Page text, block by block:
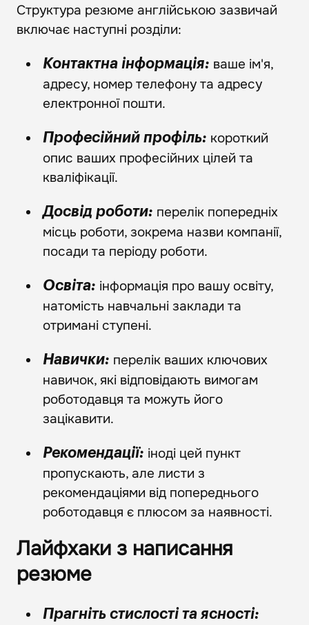
Структура резюме англійською зазвичай
включає наступні розділи:
Контактна інформація: ваше ім'я,
адресу, номер телефону та адресу
електронної пошти.
Професійний профіль: короткий
опис ваших професійних цілей та
кваліфікації.
Досвід роботи: перелік попередніх
місць роботи, зокрема назви компанії,
посади та періоду роботи.
Освіта: інформація про вашу освіту,
натомість навчальні заклади та
отримані ступені.
Навички: перелік ваших ключових
навичок, які відповідають вимогам
роботодавця та можуть його
зацікавити.
Рекомендації: іноді цей пункт
пропускають, але листи з
рекомендаціями від попереднього
роботодавця є плюсом за наявності.
Лайфхаки з написання
резюме
Прагніть стислості та ясності: